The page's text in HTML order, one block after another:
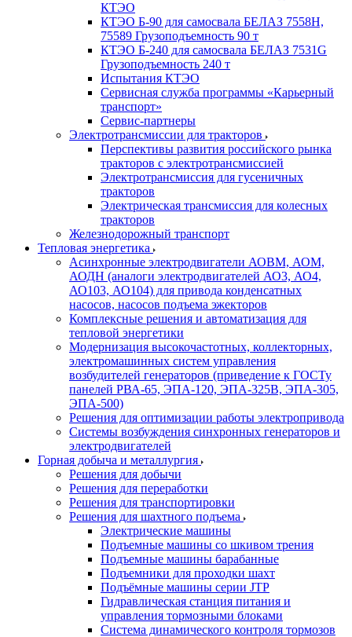
КТЭО
КТЭО Б-90 для самосвала БЕЛАЗ 7558H,
75589 Грузоподъемность 90 т
КТЭО Б-240 для самосвала БЕЛАЗ 7531G
Грузоподъемность 240 т
Испытания КТЭО
Сервисная служба программы «Карьерный
транспорт»
Сервис-партнеры
Электротрансмиссии для тракторов
Перспективы развития российского рынка
тракторов с электротрансмиссией
Электротрансмиссия для гусеничных
тракторов
Электрическая трансмиссия для колесных
тракторов
Железнодорожный транспорт
Тепловая энергетика
Асинхронные электродвигатели АОВМ, АОМ,
АОДН (аналоги электродвигателей АО3, АО4,
АО103, АО104) для привода конденсатных
насосов, насосов подъема эжекторов
Комплексные решения и автоматизация для
тепловой энергетики
Модернизация высокочастотных, коллекторных,
электромашинных систем управления
возбудителей генераторов (приведение к ГОСТу
панелей РВА-65, ЭПА-120, ЭПА-325В, ЭПА-305,
ЭПА-500)
Решения для оптимизации работы электропривода
Системы возбуждения синхронных генераторов и
электродвигателей
Горная добыча и металлургия
Решения для добычи
Решения для переработки
Решения для транспортировки
Решения для шахтного подъема
Электрические машины
Подъемные машины со шкивом трения
Подъемные машины барабанные
Подъемники для проходки шахт
Подъёмные машины серии JTP
Гидравлическая станция питания и
управления тормозными блоками
Система динамического контроля тормозов